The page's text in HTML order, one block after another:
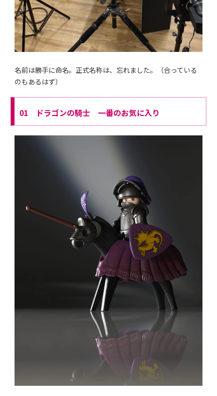
名前は勝手に命名。正式名称は、忘れました。（合っている
のもあるはず）
01 ドラゴンの騎士 一番のお気に入り